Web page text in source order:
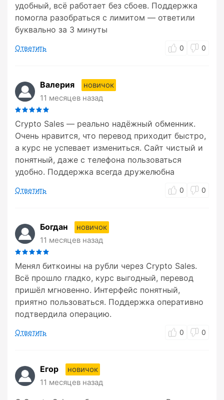
удобный, всё работает без сбоев. Поддержка
помогла разобраться с лимитом — ответили
буквально за 3 минуты
Ответить 0 0
Валерия
новичок
11 месяцев назад
Crypto Sales — реально надёжный обменник.
Очень нравится, что перевод приходит быстро,
а курс не успевает измениться. Сайт чистый и
понятный, даже с телефона пользоваться
удобно. Поддержка всегда дружелюбна
Ответить 0 0
Богдан
новичок
11 месяцев назад
Менял биткоины на рубли через Crypto Sales.
Всё прошло гладко, курс выгодный, перевод
пришёл мгновенно. Интерфейс понятный,
приятно пользоваться. Поддержка оперативно
подтвердила операцию.
Ответить 0 0
Егор
новичок
11 месяцев назад